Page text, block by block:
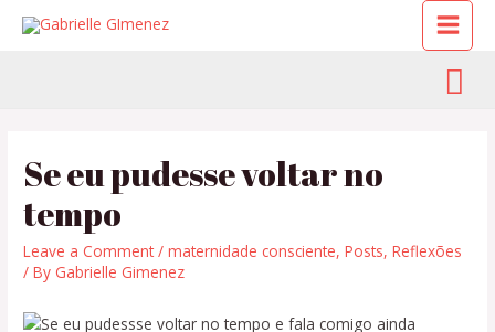
Se eu pudesse voltar no
tempo
Leave a Comment /maternidade consciente,Posts,Reflexões
/ By Gabrielle Gimenez